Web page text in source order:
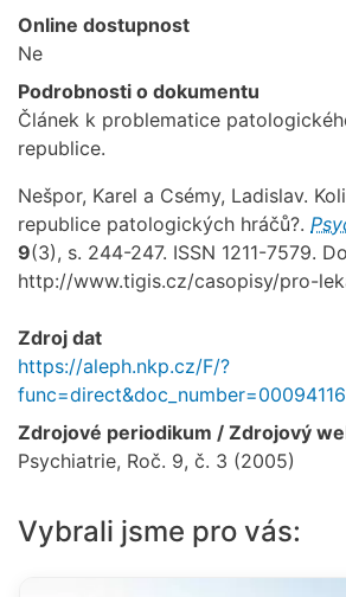
Online dostupnost
Ne
Podrobnosti o dokumentu
Článek k problematice
republice.
Nešpor, Karel a Csémy, Ladislav.
republice patologických hráčů?.
9(3), s. 244-247. ISSN 1211-7579.
http://www.tigis.cz/casopisy/pro-
Zdroj dat
https://aleph.nkp.cz/F/?
Zdrojové periodikum / Zdrojový
Psychiatrie, Roč. 9, č. 3 (2005)
Vybrali jsme pro vás: